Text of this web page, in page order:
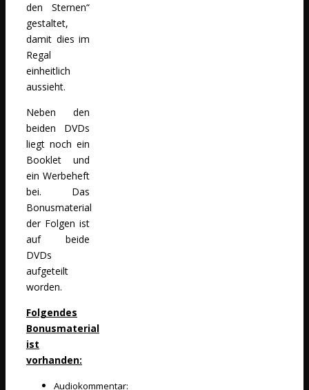
den Sternen“
gestaltet,
damit dies im
Regal
einheitlich
aussieht.
Neben den
beiden DVDs
liegt noch ein
Booklet und
ein Werbeheft
bei. Das
Bonusmaterial
der Folgen ist
auf beide
DVDs
aufgeteilt
worden.
Folgendes
Bonusmaterial
ist
vorhanden:
Audiokommentar: